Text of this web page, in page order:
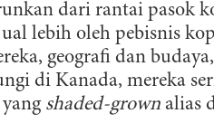
dari rantai pasok
lebih oleh pebisnis
geografi dan
di Kanada, mereka
shaded-grown alias